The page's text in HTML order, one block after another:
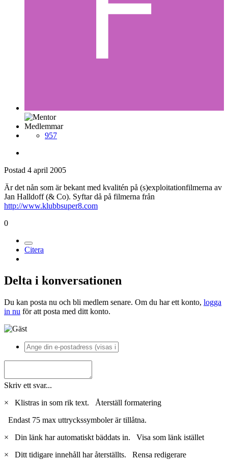
Medlemmar
957
Postad 4 april 2005
Är det nån som är bekant med kvalitén på (s)exploitationfilmerna av
Jan Halldoff (& Co). Syftar då på filmerna från
http://www.klubbsuper8.com
0
Citera
Delta i konversationen
Du kan posta nu och bli medlem senare. Om du har ett konto, logga
in nu för att posta med ditt konto.
Skriv ett svar...
×
Klistras in som rik text. Återställ formatering
Endast 75 max uttryckssymboler är tillåtna.
×
Din länk har automatiskt bäddats in. Visa som länk istället
×
Ditt tidigare innehåll har återställts. Rensa redigerare